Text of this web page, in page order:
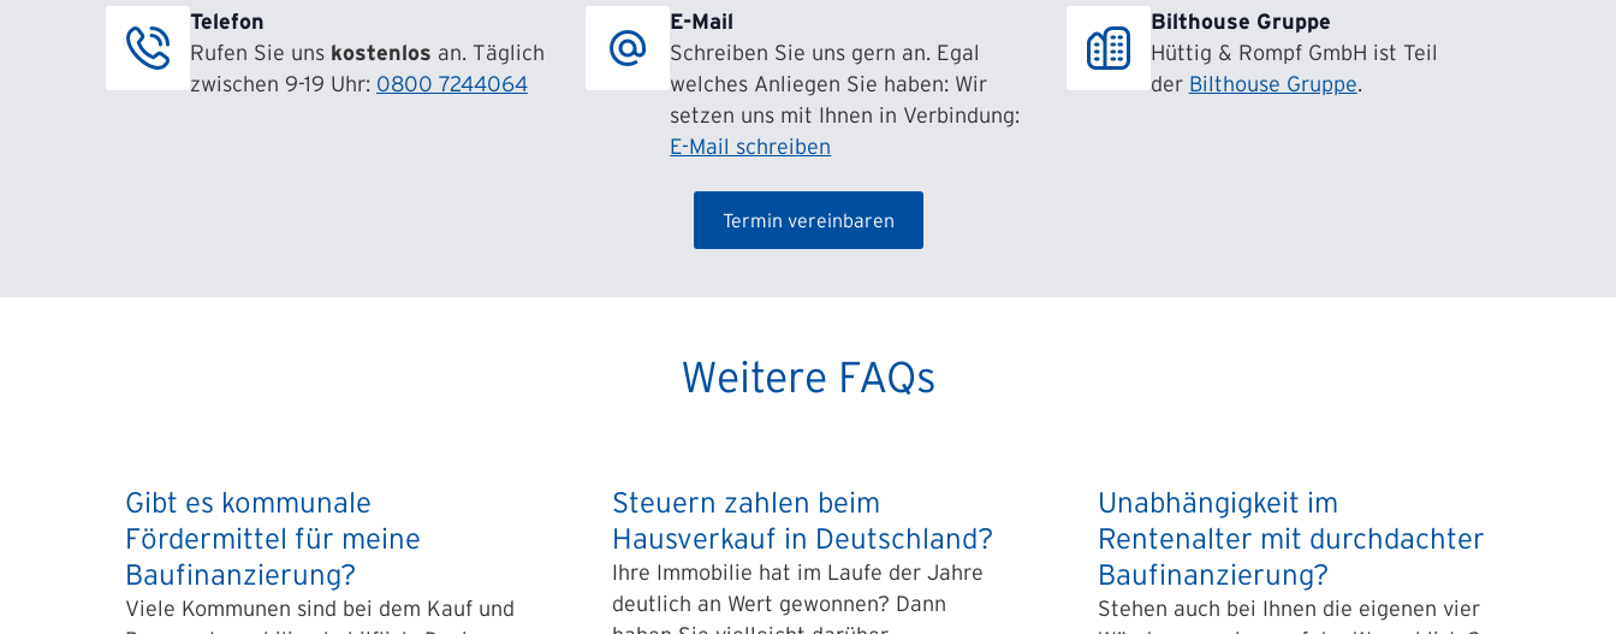
Telefon
Rufen Sie uns kostenlos an. Täglich
zwischen 9-19 Uhr: 0800 7244064
E-Mail
Schreiben Sie uns gern an. Egal
welches Anliegen Sie haben: Wir
setzen uns mit Ihnen in Verbindung:
E-Mail schreiben
Bilthouse Gruppe
Hüttig & Rompf GmbH ist Teil
der Bilthouse Gruppe.
Termin vereinbaren
Weitere FAQs
Gibt es kommunale
Fördermittel für meine
Baufinanzierung?
Viele Kommunen sind bei dem Kauf und
Steuern zahlen beim
Hausverkauf in Deutschland?
Ihre Immobilie hat im Laufe der Jahre
deutlich an Wert gewonnen? Dann
Unabhängigkeit im
Rentenalter mit durchdachter
Baufinanzierung?
Stehen auch bei Ihnen die eigenen vier